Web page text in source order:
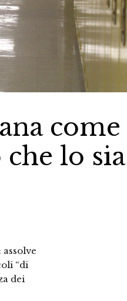
come
lo sia
“di
dei